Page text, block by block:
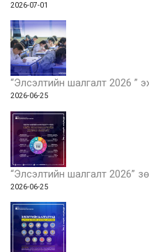
2026-07-01
“Элсэлтийн шалгалт 2026 ”
2026-06-25
“Элсэлтийн шалгалт 2026”
2026-06-25